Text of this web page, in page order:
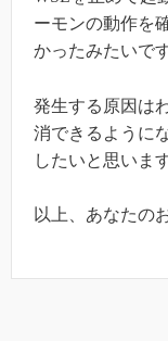
ーモンの動作を
かったみたいです
発生する原因は
消できるように
したいと思います
以上、あなたの